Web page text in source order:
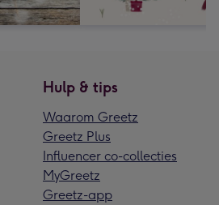
Hulp & tips
Waarom Greetz
Greetz Plus
Influencer co-collecties
MyGreetz
Greetz-app